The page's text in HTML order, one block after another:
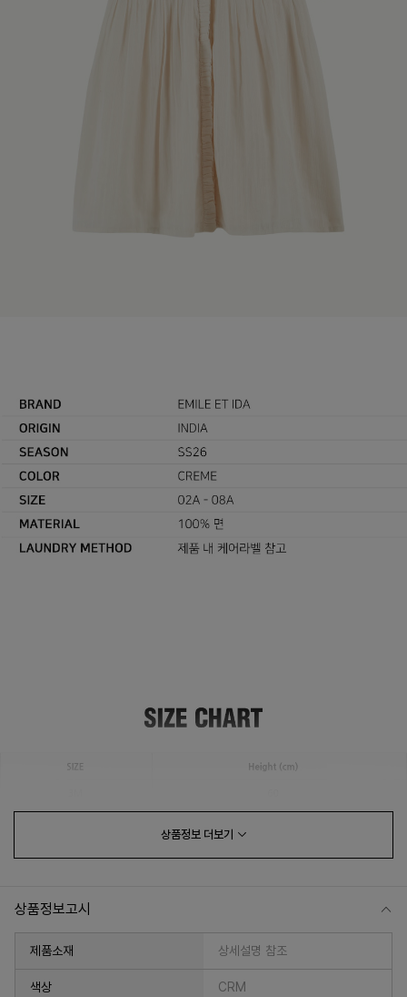
상품정보 더보기
상품정보고시
제품소재 상세설명 참조
색상 CRM